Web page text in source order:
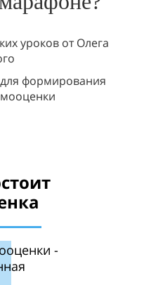
уроков от Олега
формирования
-